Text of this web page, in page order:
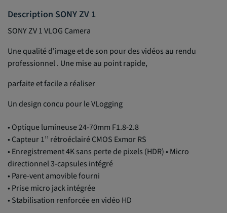
Description SONY ZV 1
SONY ZV 1 VLOG Camera
Une qualité d'image et de son pour des vidéos au rendu
professionnel . Une mise au point rapide,
parfaite et facile a réaliser
Un design concu pour le VLogging
• Optique lumineuse 24-70mm F1.8-2.8
• Capteur 1’’ rétroéclairé CMOS Exmor RS
• Enregistrement 4K sans perte de pixels (HDR)• Micro
directionnel 3-capsules intégré
• Pare-vent amovible fourni
• Prise micro jack intégrée
• Stabilisation renforcée en vidéo HD